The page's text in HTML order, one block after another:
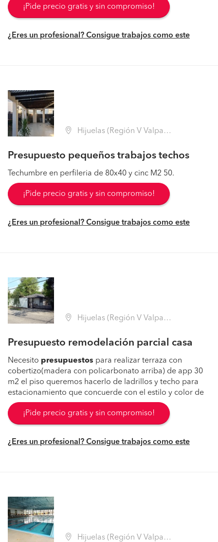
¡Pide precio gratis y sin compromiso!
¿Eres un profesional? Consigue trabajos como este
Hijuelas (Región V Valparaíso - Quillota)
Presupuesto pequeños trabajos techos
Techumbre en perfileria de 80x40 y cinc M2 50.
¡Pide precio gratis y sin compromiso!
¿Eres un profesional? Consigue trabajos como este
Hijuelas (Región V Valparaíso - Quillota)
Presupuesto remodelación parcial casa
Necesito presupuestos para realizar terraza con
cobertizo(madera con policarbonato arriba) de app 30
m2 el piso queremos hacerlo de ladrillos y techo para
estacionamiento que concuerde con el estilo y color de
¡Pide precio gratis y sin compromiso!
¿Eres un profesional? Consigue trabajos como este
Hijuelas (Región V Valparaíso - Quillota)